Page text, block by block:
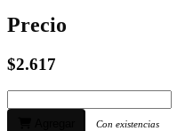
Precio
$2.617
Con existencias